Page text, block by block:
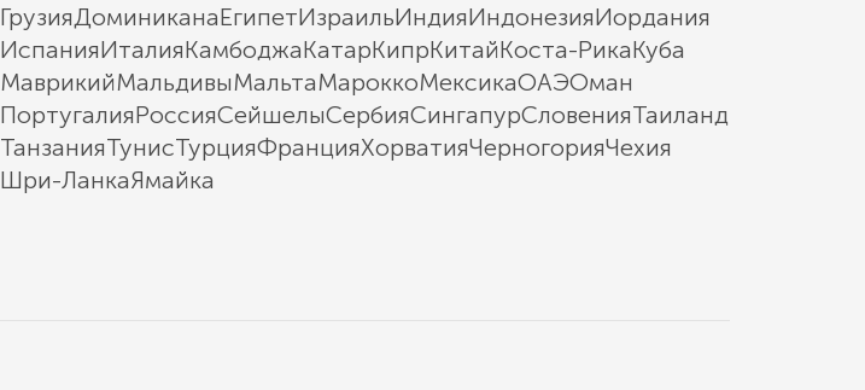
ГрузияДоминиканаЕгипетИзраильИндияИндонезияИордания
ИспанияИталияКамбоджаКатарКипрКитайКоста-РикаКуба
МаврикийМальдивыМальтаМароккоМексикаОАЭОман
ПортугалияРоссияСейшелыСербияСингапурСловенияТаиланд
ТанзанияТунисТурцияФранцияХорватияЧерногорияЧехия
Шри-ЛанкаЯмайка